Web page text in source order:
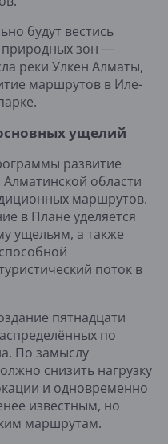
будут вестись
природных зон —
реки Улкен Алматы,
маршрутов в Иле-
ущелий
развитие
области
маршрутов.
в Плане уделяется
ущельям, а также
поток в
пятнадцати
по
По замыслу
снизить нагрузку
и одновременно
известным, но
маршрутам.